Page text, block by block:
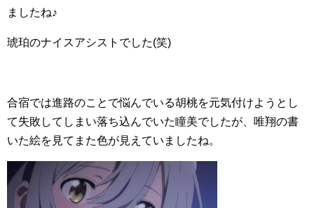
ましたね♪
琥珀のナイスアシストでした(笑)
合宿では進路のことで悩んでいる胡桃を元気付けようとし
て失敗してしまい落ち込んでいた瞳美でしたが、唯翔の書
いた絵を見てまた色が見えていましたね。